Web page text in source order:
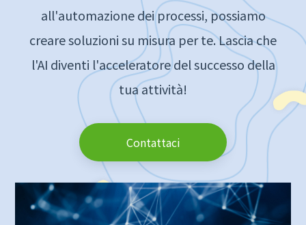
all'automazione dei processi, possiamo
creare soluzioni su misura per te. Lascia che
l'AI diventi l'acceleratore del successo della
tua attività!
Contattaci